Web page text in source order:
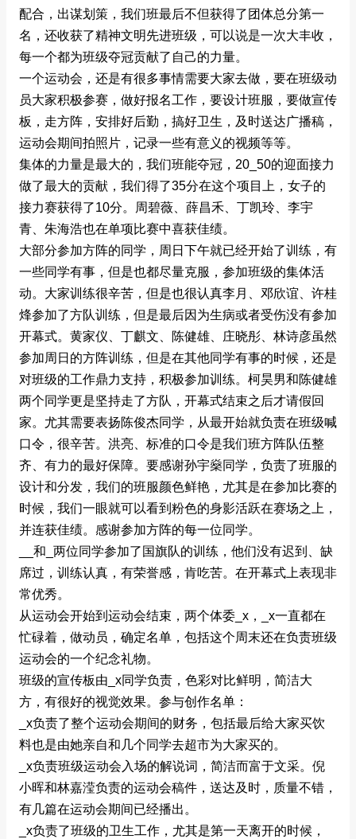
配合，出谋划策，我们班最后不但获得了团体总分第一
名，还收获了精神文明先进班级，可以说是一次大丰收，
每一个都为班级夺冠贡献了自己的力量。
一个运动会，还是有很多事情需要大家去做，要在班级动
员大家积极参赛，做好报名工作，要设计班服，要做宣传
板，走方阵，安排好后勤，搞好卫生，及时送达广播稿，
运动会期间拍照片，记录一些有意义的视频等等。
集体的力量是最大的，我们班能夺冠，20_50的迎面接力
做了最大的贡献，我们得了35分在这个项目上，女子的
接力赛获得了10分。周碧薇、薛昌禾、丁凯玲、李宇
青、朱海浩也在单项比赛中喜获佳绩。
大部分参加方阵的同学，周日下午就已经开始了训练，有
一些同学有事，但是也都尽量克服，参加班级的集体活
动。大家训练很辛苦，但是也很认真李月、邓欣谊、许桂
烽参加了方队训练，但是最后因为生病或者受伤没有参加
开幕式。黄家仪、丁麒文、陈健雄、庄晓彤、林诗彦虽然
参加周日的方阵训练，但是在其他同学有事的时候，还是
对班级的工作鼎力支持，积极参加训练。柯昊男和陈健雄
两个同学更是坚持走了方队，开幕式结束之后才请假回
家。尤其需要表扬陈俊杰同学，从最开始就负责在班级喊
口令，很辛苦。洪亮、标准的口令是我们班方阵队伍整
齐、有力的最好保障。要感谢孙宇燊同学，负责了班服的
设计和分发，我们的班服颜色鲜艳，尤其是在参加比赛的
时候，我们一眼就可以看到粉色的身影活跃在赛场之上，
并连获佳绩。感谢参加方阵的每一位同学。
__和_两位同学参加了国旗队的训练，他们没有迟到、缺
席过，训练认真，有荣誉感，肯吃苦。在开幕式上表现非
常优秀。
从运动会开始到运动会结束，两个体委_x，_x一直都在
忙碌着，做动员，确定名单，包括这个周末还在负责班级
运动会的一个纪念礼物。
班级的宣传板由_x同学负责，色彩对比鲜明，简洁大
方，有很好的视觉效果。参与创作名单：
_x负责了整个运动会期间的财务，包括最后给大家买饮
料也是由她亲自和几个同学去超市为大家买的。
_x负责班级运动会入场的解说词，简洁而富于文采。倪
小晖和林嘉滢负责的运动会稿件，送达及时，质量不错，
有几篇在运动会期间已经播出。
_x负责了班级的卫生工作，尤其是第一天离开的时候，